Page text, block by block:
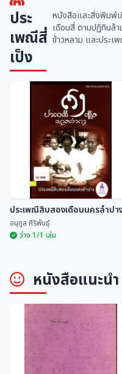
ประ
เพณีสี่
เป็ง
หนังสือและสิ่งพิมพ์
เดือนสี่ ตามปฏิทินล้า
ข้าวหลาม และประเ
ประเพณีสิบสองเดือนนครลำปาง
ประเพณีสิบสองเดือนนครลำปา
อนุกูล ศิริพันธุ์
ว่าง 1/1 เล่ม
หนังสือแนะนำ